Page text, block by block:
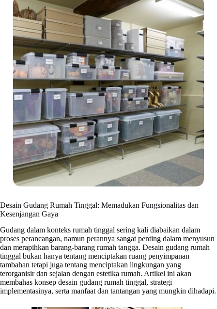
Desain Gudang Rumah Tinggal: Memadukan Fungsionalitas dan
Kesenjangan Gaya
Gudang dalam konteks rumah tinggal sering kali diabaikan dalam
proses perancangan, namun perannya sangat penting dalam menyusun
dan merapihkan barang-barang rumah tangga. Desain gudang rumah
tinggal bukan hanya tentang menciptakan ruang penyimpanan
tambahan tetapi juga tentang menciptakan lingkungan yang
terorganisir dan sejalan dengan estetika rumah. Artikel ini akan
membahas konsep desain gudang rumah tinggal, strategi
implementasinya, serta manfaat dan tantangan yang mungkin dihadapi.